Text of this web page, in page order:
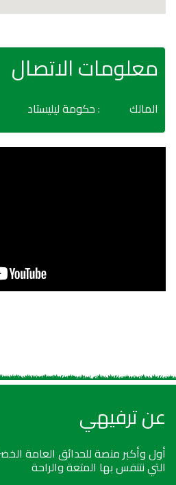
معلومات الاتصال
المالك : حكومة ليليستاد
عن ترفيهي
أول وأكبر منصة للحدائق العامة
التي نتنفس بها المتعة والراحة